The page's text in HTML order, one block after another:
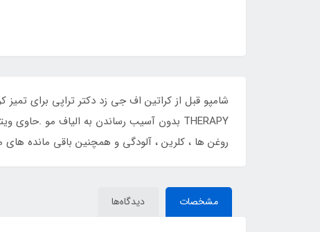
روغن ها ، کلرین ، آلودگی و همچنین باقی مانده های
مشخصات دیدگاه‌ها